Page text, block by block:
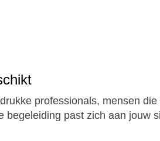
professionals, mensen
past zich aan jouw